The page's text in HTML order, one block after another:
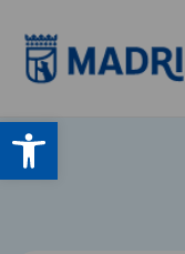
Abrir barra
contenido